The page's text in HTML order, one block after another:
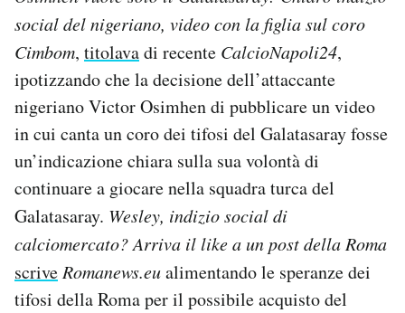
social del nigeriano, video con la figlia sul coro
Cimbom, titolavadi recente CalcioNapoli24,
ipotizzando che la decisione dell’attaccante
nigeriano Victor Osimhen di pubblicare un video
in cui canta un coro dei tifosi del Galatasaray fosse
un’indicazione chiara sulla sua volontà di
continuare a giocare nella squadra turca del
Galatasaray. Wesley, indizio social di
calciomercato? Arriva il like a un post della Roma
scrive Romanews.eualimentando le speranze dei
tifosi della Roma per il possibile acquisto del